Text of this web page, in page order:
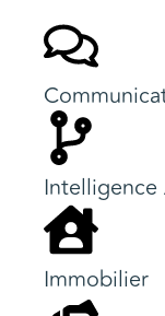
Immobilier